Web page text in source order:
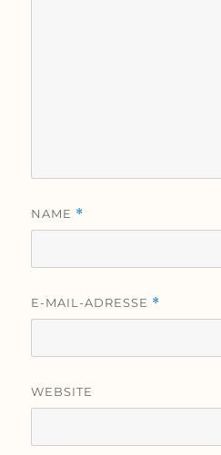
NAME *
E-MAIL-ADRESSE *
WEBSITE